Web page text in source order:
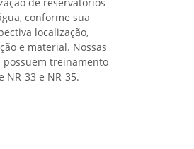
de reservatórios
conforme sua
localização,
e material. Nossas
possuem treinamento
NR-33 e NR-35.